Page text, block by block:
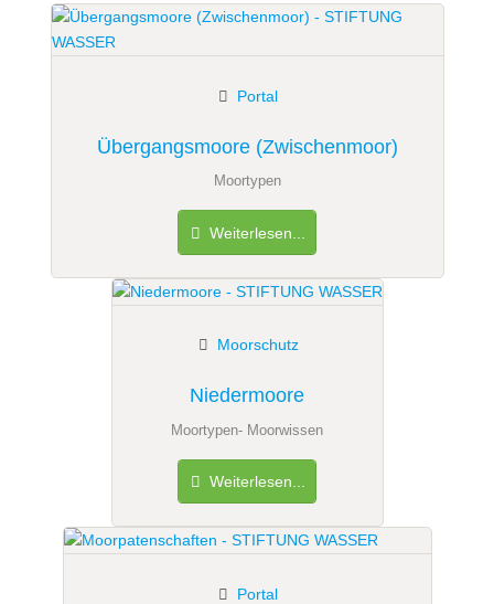
Übergangsmoore (Zwischenmoor)
Portal
Moortypen
Weiterlesen...
Niedermoore
Moorschutz
Moortypen- Moorwissen
Weiterlesen...
Portal